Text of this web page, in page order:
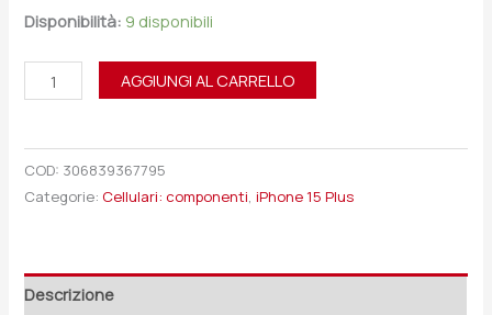
Disponibilità: 9 disponibili
AGGIUNGI AL CARRELLO
COD: 306839367795
Categorie: Cellulari: componenti,iPhone 15 Plus
Descrizione